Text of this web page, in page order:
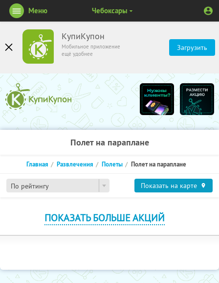
КупиКупон
Мобильное приложение
ещё удобнее
Загрузить
Меню Чебоксары
Полет на параплане
По рейтингу
Главная Развлечения Полеты Полет на параплане
Показать на карте
ПОКАЗАТЬ БОЛЬШЕ АКЦИЙ